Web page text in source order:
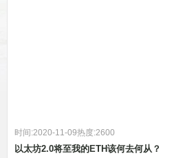
时间:2020-11-09热度:2600
以太坊2.0将至我的ETH该何去何从？